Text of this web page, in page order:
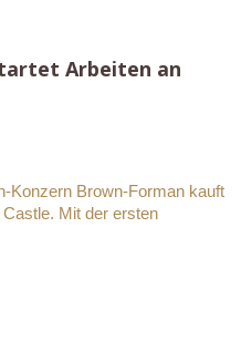
Arbeiten an
Konzern Brown-Forman kauft
Mit der ersten